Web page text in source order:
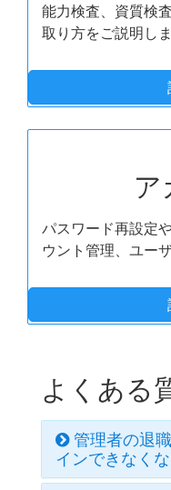
能力検査、資質検
取り方をご説明しま
ア
パスワード再設定
ウント管理、ユー
よくある
管理者の退
インできなく